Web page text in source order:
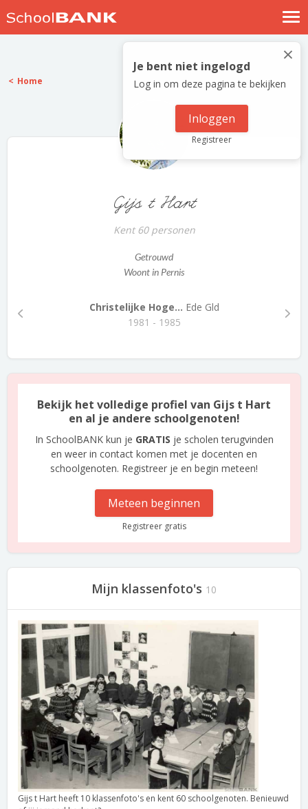
Nostalgische verhalen
Log in
Meld je gratis aan
×
Je bent niet ingelogd
Log in om deze pagina te bekijken
Inloggen
Registreer
Home
Gijs t Hart
Kent 60 personen
Getrouwd
Woont in Pernis
Christelijke Hoge... Ede Gld
1981 - 1985
Bekijk het volledige profiel van Gijs t Hart
en al je andere schoolgenoten!
In SchoolBANK kun je GRATIS je scholen terugvinden
en weer in contact komen met je docenten en
schoolgenoten. Registreer je en begin meteen!
Meteen beginnen
Registreer gratis
Mijn klassenfoto's 10
Gijs t Hart heeft 10 klassenfoto's en kent 60 schoolgenoten. Benieuwd